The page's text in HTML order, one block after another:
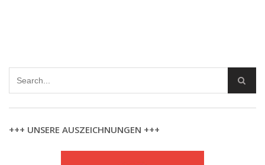
+++ UNSERE AUSZEICHNUNGEN +++